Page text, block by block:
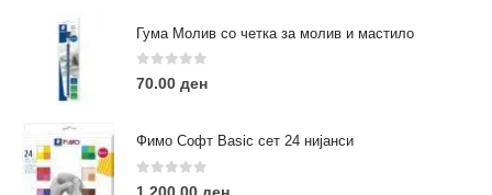
Гума Молив со четка за молив и мастило
0out of 5
70.00 ден
Фимо Софт Basic сет 24 нијанси
0 out of 5
ПОПУЛАРНИ ТАГОВИ
eurodanvest FIMO Креативни Сетови
markers
rapitografi sketch staedtler